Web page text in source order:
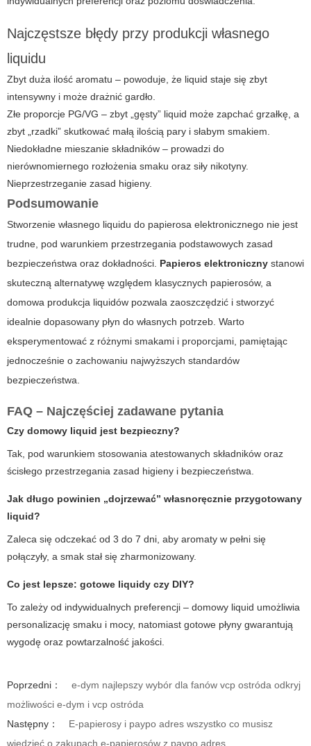
Najczęstsze błędy przy produkcji własnego
liquidu
Zbyt duża ilość aromatu – powoduje, że liquid staje się zbyt
intensywny i może drażnić gardło.
Złe proporcje PG/VG – zbyt „gęsty” liquid może zapchać grzałkę, a
zbyt „rzadki” skutkować małą ilością pary i słabym smakiem.
Niedokładne mieszanie składników – prowadzi do
nierównomiernego rozłożenia smaku oraz siły nikotyny.
Nieprzestrzeganie zasad higieny.
Podsumowanie
Stworzenie własnego liquidu do papierosa elektronicznego nie jest
trudne, pod warunkiem przestrzegania podstawowych zasad
bezpieczeństwa oraz dokładności. Papieros elektroniczny stanowi
skuteczną alternatywę względem klasycznych papierosów, a
domowa produkcja liquidów pozwala zaoszczędzić i stworzyć
idealnie dopasowany płyn do własnych potrzeb. Warto
eksperymentować z różnymi smakami i proporcjami, pamiętając
jednocześnie o zachowaniu najwyższych standardów
bezpieczeństwa.
FAQ – Najczęściej zadawane pytania
Czy domowy liquid jest bezpieczny?
Tak, pod warunkiem stosowania atestowanych składników oraz
ścisłego przestrzegania zasad higieny i bezpieczeństwa.
Jak długo powinien „dojrzewać” własnoręcznie przygotowany
liquid?
Zaleca się odczekać od 3 do 7 dni, aby aromaty w pełni się
połączyły, a smak stał się zharmonizowany.
Co jest lepsze: gotowe liquidy czy DIY?
To zależy od indywidualnych preferencji – domowy liquid umożliwia
personalizację smaku i mocy, natomiast gotowe płyny gwarantują
wygodę oraz powtarzalność jakości.
Poprzedni：
e-dym najlepszy wybór dla fanów vcp ostróda odkryj
możliwości e-dym i vcp ostróda
Następny：
E-papierosy i paypo adres wszystko co musisz
wiedzieć o zakupach e-papierosów z paypo adres